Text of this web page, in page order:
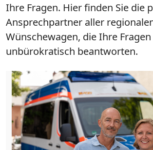
Ihre Fragen. Hier finden Sie die
Ansprechpartner aller
Wünschewagen, die Ihre
unbürokratisch beantworten.